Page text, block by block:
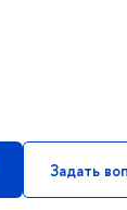
Задать